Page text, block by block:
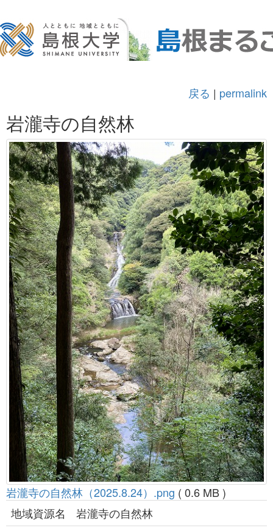
戻る | permalink
岩瀧寺の自然林
岩瀧寺の自然林（2025.8.24）.png ( 0.6 MB )
地域資源名
岩瀧寺の自然林